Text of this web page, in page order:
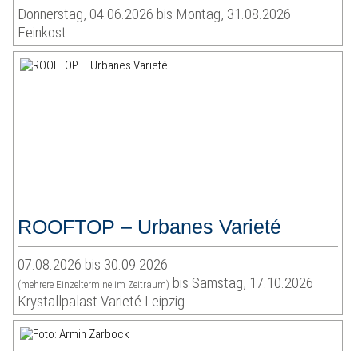
Donnerstag, 04.06.2026 bis Montag, 31.08.2026
Feinkost
ROOFTOP – Urbanes Varieté
07.08.2026 bis 30.09.2026
(mehrere Einzeltermine im Zeitraum) bis Samstag, 17.10.2026
Krystallpalast Varieté Leipzig